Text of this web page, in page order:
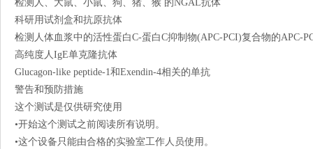
检测人、大鼠、小鼠、狗、猪、猴 的NGAL抗体
科研用试剂盒和抗原抗体
检测人体血浆中的活性蛋白C-蛋白C抑制物(APC-PCI)复合物的APC-
高纯度人IgE单克隆抗体
Glucagon-like peptide-1和Exendin-4相关的单抗
警告和预防措施
这个测试是仅供研究使用
•开始这个测试之前阅读所有说明。
•这个设备只能由合格的实验室工作人员使用。